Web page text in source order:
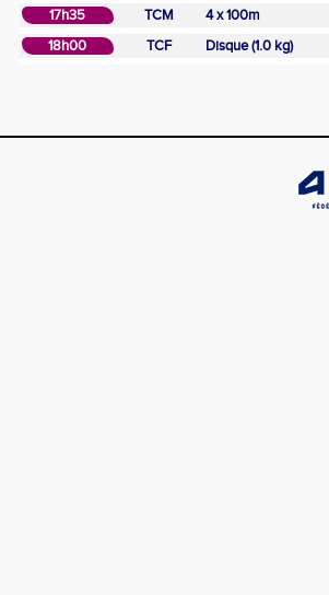
17h35
TCM
4 x 100m
18h00
TCF Disque (1.0 kg)